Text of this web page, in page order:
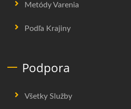
Metódy Varenia
Podľa Krajiny
Podpora
Všetky Služby